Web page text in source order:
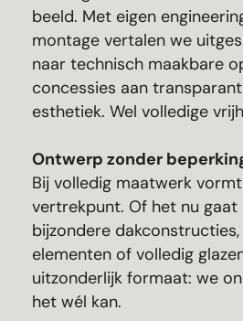
beeld. Met eigen
montage vertalen we
naar technisch maakbare
concessies aan
esthetiek. Wel volledige
Ontwerp zonder
Bij volledig maatwerk
vertrekpunt. Of het nu gaat
bijzondere
elementen of volledig
uitzonderlijk formaat: we
het wél kan.